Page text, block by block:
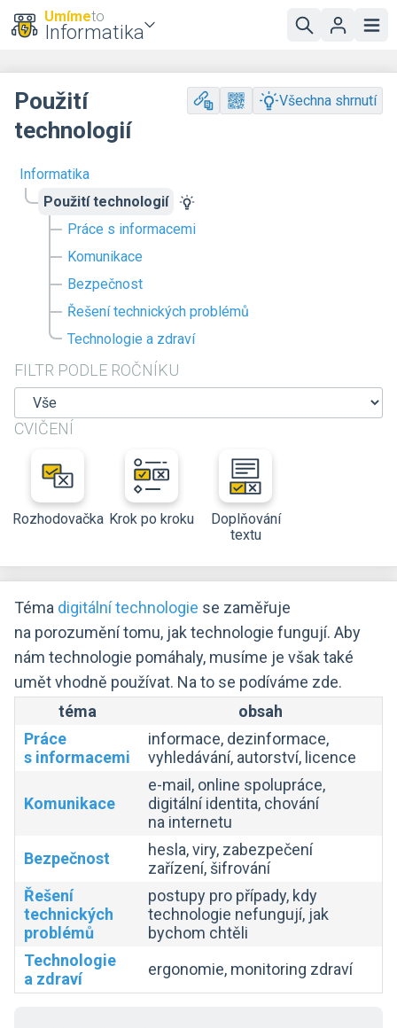
Umímeto
Informatika
Informatika
Použití technologií
Práce s informacemi
Komunikace
Bezpečnost
Řešení technických problémů
Technologie a zdraví
FILTR PODLE ROČNÍKU
CVIČENÍ
Rozhodovačka Krok po kroku
Doplňování
textu
Použití
technologií
Všechna shrnutí
Téma digitální technologie se zaměřuje
na porozumění tomu, jak technologie fungují. Aby
nám technologie pomáhaly, musíme je však také
umět vhodně používat. Na to se podíváme zde.
téma
obsah
Práce
s informacemi
informace, dezinformace,
vyhledávání, autorství, licence
Komunikace
e-mail, online spolupráce,
digitální identita, chování
na internetu
Bezpečnost
hesla, viry, zabezpečení
zařízení, šifrování
Řešení
technických
problémů
postupy pro případy, kdy
technologie nefungují, jak
bychom chtěli
Technologie
a zdraví
ergonomie, monitoring zdraví